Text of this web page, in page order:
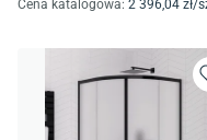
Cena katalogowa: 2 396,04 zł/